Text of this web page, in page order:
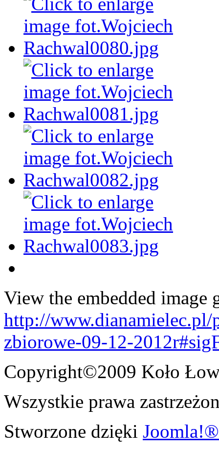
View the embedded image
http://
zbiorowe-09-12-
Copyright©2009 Koło
Wszystkie prawa
Stworzone dzięki Joomla!®